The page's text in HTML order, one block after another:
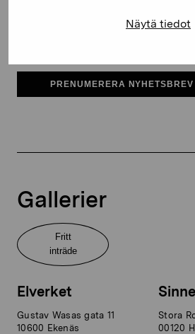
Näytä tiedot
PRENUMERERA NYHETSBREV
Gallerier
Fritt
inträde
Elverket
Gustav Wasas gata 11
10600 Ekenäs
Sinne
Stora
00120